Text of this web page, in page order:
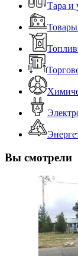
Тара и
Вы смотрели